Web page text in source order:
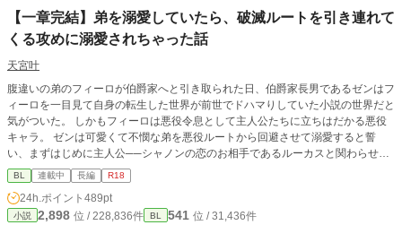
ル公爵家現当主であるカーティスと再婚してほしいとせがま
れ、一年だけの契約結婚をすることになったのだが……――
【一章完結】弟を溺愛していたら、破滅ルートを引き連れて
くる攻めに溺愛されちゃった話
天宮叶
腹違いの弟のフィーロが伯爵家へと引き取られた日、伯爵家長男であるゼンはフ
ィーロを一目見て自身の転生した世界が前世でドハマりしていた小説の世界だと
気がついた。 しかもフィーロは悪役令息として主人公たちに立ちはだかる悪役
キャラ。 ゼンは可愛くて不憫な弟を悪役ルートから回避させて溺愛すると誓
い、まずはじめに主人公──シャノンの恋のお相手であるルーカスと関わらせな
いようにしようと奮闘する。 しかし両親がルーカスとフィーロの婚約話を勝手
に決めてきた。しかもフィーロはベータだというのにオメガだと偽って婚約させ
られそうになる。 ゼンはその婚約を阻止するべく、伯爵家の使用人として働い
ているシャノンを物語よりも早くルーカスと会わせようと試みる。 しかしなぜ
BL 連載中 長編 R18
24h.ポイント 489pt
小説 2,898 位 / 228,836件 BL 541 位 / 31,436件